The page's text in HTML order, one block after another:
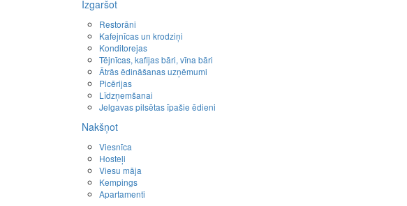
Izgaršot
Restorāni
Kafejnīcas un krodziņi
Konditorejas
Tējnīcas, kafijas bāri, vīna bāri
Ātrās ēdināšanas uzņēmumi
Picērijas
Līdzņemšanai
Jelgavas pilsētas īpašie ēdieni
Nakšņot
Viesnīca
Hosteļi
Viesu māja
Kempings
Apartamenti